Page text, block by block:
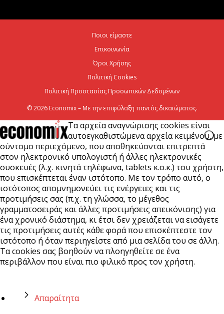
6 Αυγούστου 2026
Viohalco: Ισχυρές επιδόσεις το πρώτο εξάμηνο του
Ποιοι είμαστε
Επικοινωνία
Όροι Χρήσης
Πολιτική Cookies
Πολιτική Προστασίας Προσωπικών Δεδομένων
© 2026 Economix – Με την επιφύλαξη παντός δικαιώματος.
Τα αρχεία αναγνώρισης cookies είναι
αυτοεγκαθιστώμενα αρχεία κειμένου, με
σύντομο περιεχόμενο, που αποθηκεύονται επιτρεπτά
στον ηλεκτρονικό υπολογιστή ή άλλες ηλεκτρονικές
συσκευές (λ.χ. κινητά τηλέφωνα, tablets κ.ο.κ.) του χρήστη,
που επισκέπτεται έναν ιστότοπο. Με τον τρόπο αυτό, ο
ιστότοπος απομνημονεύει τις ενέργειες και τις
προτιμήσεις σας (π.χ. τη γλώσσα, το μέγεθος
γραμματοσειράς και άλλες προτιμήσεις απεικόνισης) για
ένα χρονικό διάστημα, κι έτσι δεν χρειάζεται να εισάγετε
τις προτιμήσεις αυτές κάθε φορά που επισκέπτεστε τον
ιστότοπο ή όταν περιηγείστε από μια σελίδα του σε άλλη.
Τα cookies σας βοηθούν να πλοηγηθείτε σε ένα
περιβάλλον που είναι πιο φιλικό προς τον χρήστη.
Απαραίτητα